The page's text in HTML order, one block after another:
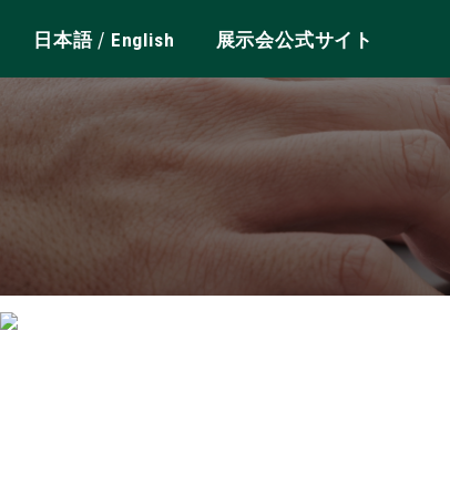
日本語/ English 展示会公式サイト